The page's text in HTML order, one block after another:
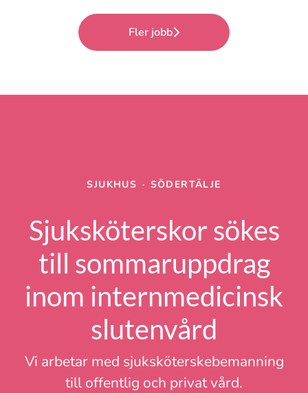
Fler jobb
SJUKHUS · SÖDERTÄLJE
Sjuksköterskor sökes
till sommaruppdrag
inom internmedicinsk
slutenvård
Vi arbetar med sjuksköterskebemanning
till offentlig och privat vård.